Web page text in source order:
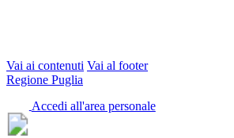
Vai ai contenuti Vai al footer
Regione Puglia
Accedi all'area personale